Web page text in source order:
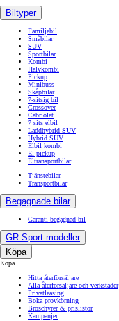
Biltyper
Familjebil
Småbilar
SUV
Sportbilar
Kombi
Halvkombi
Pickup
Minibuss
Skåpbilar
7-sitsig bil
Crossover
Cabriolet
7 sits elbil
Laddhybrid SUV
Hybrid SUV
Elbil kombi
El pickup
Eltransportbilar
Tjänstebilar
Transportbilar
Begagnade bilar
Garanti begagnad bil
GR Sport-modeller
Köpa
Köpa
Hitta återförsäljare
Alla återförsäljare och verkstäder
Privatleasing
Boka provkörning
Broschyrer & prislistor
Kampanjer